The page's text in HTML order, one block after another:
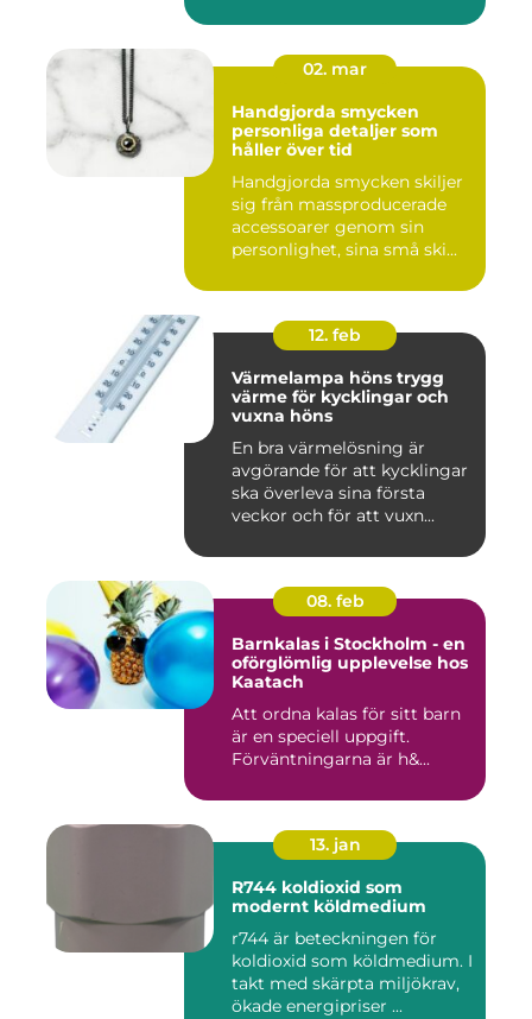
02. mar
Handgjorda smycken
personliga detaljer som
håller över tid
Handgjorda smycken skiljer
sig från massproducerade
accessoarer genom sin
personlighet, sina små ski...
12. feb
Värmelampa höns trygg
värme för kycklingar och
vuxna höns
En bra värmelösning är
avgörande för att kycklingar
ska överleva sina första
veckor och för att vuxn...
08. feb
Barnkalas i Stockholm - en
oförglömlig upplevelse hos
Kaatach
Att ordna kalas för sitt barn
är en speciell uppgift.
Förväntningarna är h&...
13. jan
R744 koldioxid som
modernt köldmedium
r744 är beteckningen för
koldioxid som köldmedium. I
takt med skärpta miljökrav,
ökade energipriser ...